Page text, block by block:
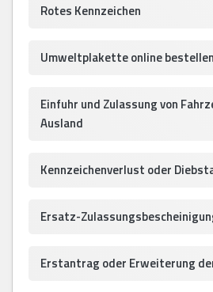
Rotes Kennzeichen
Umweltplakette online bestellen
Einfuhr und Zulassung von
Ausland
Kennzeichenverlust oder
Ersatz-
Erstantrag oder Erweiterung